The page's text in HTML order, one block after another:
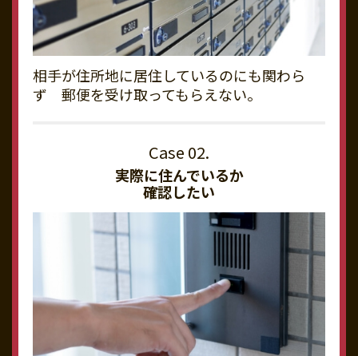
相手が住所地に居住しているのにも関わら
ず 郵便を受け取ってもらえない。
実際に住んでいるか
確認したい